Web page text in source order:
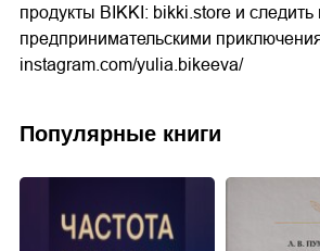
продукты BIKKI: bikki.store и
предпринимательскими
instagram.com/yulia.bikeeva/
Популярные книги